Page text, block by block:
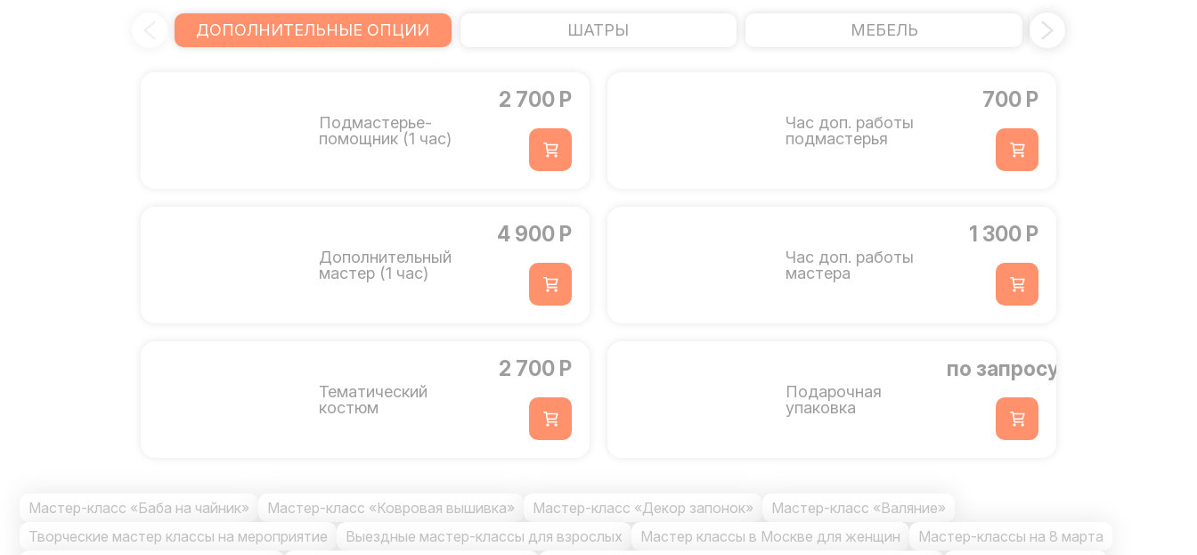
ДОПОЛНИТЕЛЬНЫЕ ОПЦИИ ШАТРЫ МЕБЕЛЬ
Подмастерье-
помощник (1 час)
2 700 Р
Час доп. работы
подмастерья
700 Р
Дополнительный
мастер (1 час)
4 900 Р
Час доп. работы
мастера
1 300 Р
Тематический
костюм
2 700 Р
Подарочная
упаковка
по запросу
Мастер-класс «Баба на чайник» Мастер-класс «Ковровая вышивка» Мастер-класс «Декор запонок»
Мастер-класс «Валяние»
Творческие мастер классы на мероприятие
Выездные мастер-классы для взрослых Мастер классы в Москве для женщин
Мастер-классы на 8 марта